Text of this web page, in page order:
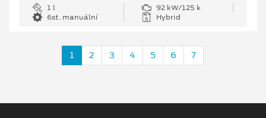
1 l
92 kW/125 k
6st. manuální
Hybrid
1 2 3 4 5 6 7